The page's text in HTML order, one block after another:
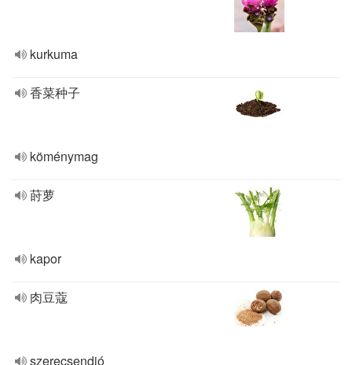
kurkuma
香菜种子
köménymag
莳萝
kapor
肉豆蔻
szerecsendió